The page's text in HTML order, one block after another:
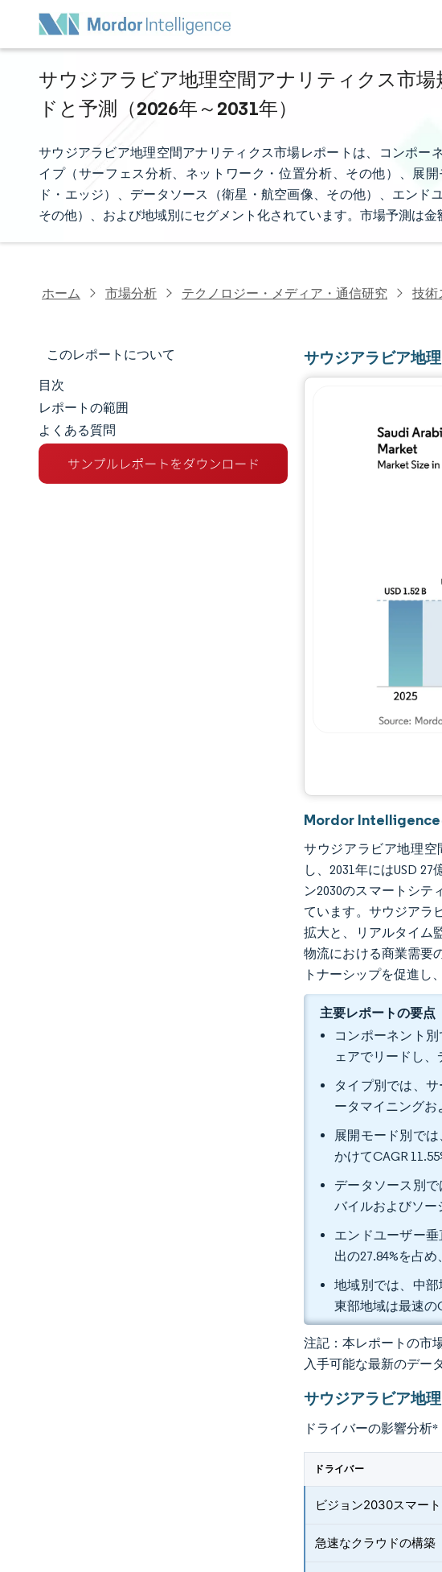
サウジアラビア地理空間アナリティクス市
ドと予測（2026年～2031年）
サウジアラビア地理空間アナリティクス市場レポートは、コンポー
イプ（サーフェス分析、ネットワーク・位置分析、その他）、展
ド・エッジ）、データソース（衛星・航空画像、その他）、エンド
その他）、および地域別にセグメント化されています。市場予測は金
ホーム 市場分析 テクノロジー・メディア・通信研究 技術
このレポートについて
市場規模とシェア
市場分析
トレンドとインサイト
目次
レポートの範囲
よくある質問
サウジアラビア地
Mordor
サウジアラビア地理空
し、2031年にはUSD
ン2030のスマートシ
ています。サウジアラ
拡大と、リアルタイム
物流における商業需要
トナーシップを促進し
主要レポートの要点
コンポーネント
ェアでリードし、
タイプ別では、
ータマイニングお
展開モード別で
かけてCAGR
データソース別
バイルおよびソー
エンドユーザー
出の27.84%を占
地域別では、中部
東部地域は最速の
注記：本レポートの市
入手可能な最新のデー
サウジアラビア地
ドライバーの影響分析*
ドライバー
ビジョン2030スマー
急速なクラウドの構築